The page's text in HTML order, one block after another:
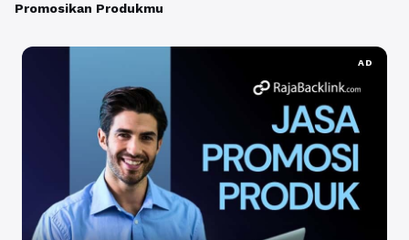
Promosikan Produkmu
AD